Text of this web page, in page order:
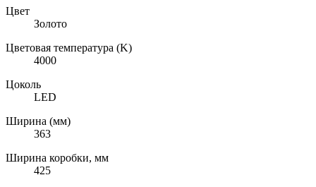
Цвет
Золото
Цветовая температура (K)
4000
Цоколь
LED
Ширина (мм)
363
Ширина коробки, мм
425